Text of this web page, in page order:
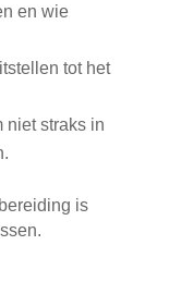
en wie
tot het
niet straks in
is